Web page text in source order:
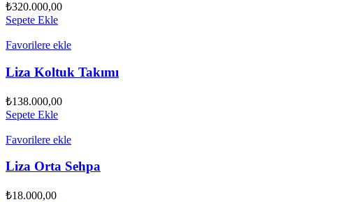
₺320.000,00
Sepete Ekle
Favorilere ekle
Liza Koltuk Takımı
₺138.000,00
Sepete Ekle
Favorilere ekle
Liza Orta Sehpa
₺18.000,00